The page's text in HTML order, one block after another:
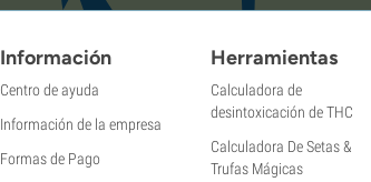
Información
Centro de ayuda
Información de la empresa
Formas de Pago
Herramientas
Calculadora de
desintoxicación de THC
Calculadora De Setas &
Trufas Mágicas